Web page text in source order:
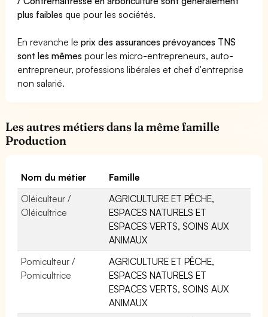
plus faibles que pour les sociétés.
En revanche leprix des assurances prévoyances TNS
sont les mêmes pour les micro-entrepreneurs, auto-
entrepreneur, professions libérales et chef d'entreprise
non salarié.
Les autres métiers dans la même famille
Production
Nom du métier
Famille
Oléiculteur /
Oléicultrice
AGRICULTURE ET PÊCHE,
ESPACES NATURELS ET
ESPACES VERTS, SOINS AUX
ANIMAUX
Pomiculteur /
Pomicultrice
AGRICULTURE ET PÊCHE,
ESPACES NATURELS ET
ESPACES VERTS, SOINS AUX
ANIMAUX